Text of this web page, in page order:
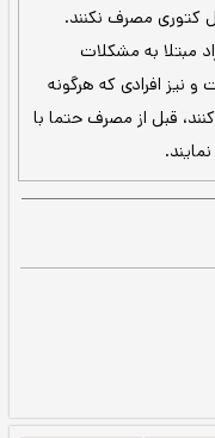
از پودر وی پروتئین را با
شیکر مخلوط
سپس به مدت 30 ثانیه تکان دهید و
پروتئین
شیرین کننده